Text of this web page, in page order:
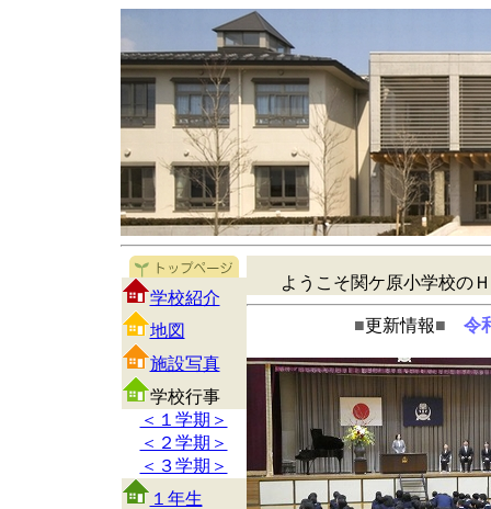
学校紹介
地図
施設写真
学校行事
＜１学期＞
＜２学期＞
＜３学期＞
１年生
ようこそ関ケ原小学校の
■更新情報■ 令